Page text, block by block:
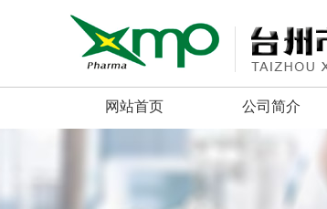
网站首页 公司简介